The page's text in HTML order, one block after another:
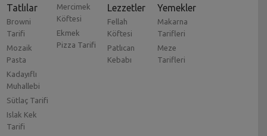
Tatlılar
Browni
Tarifi
Mozaik
Pasta
Kadayıflı
Muhallebi
Sütlaç Tarifi
Islak Kek
Tarifi
Mercimek
Köftesi
Ekmek
Pizza Tarifi
Lezzetler
Fellah
Köftesi
Patlıcan
Kebabı
Yemekler
Makarna
Tarifleri
Meze
Tarifleri